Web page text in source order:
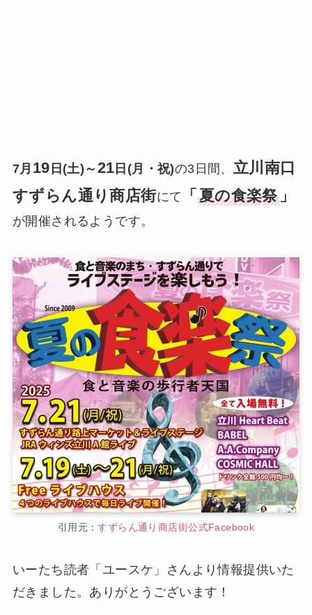
7月 19 日(土)～ 21 日(月・祝)の3日間、 立川南口
すずらん通り商店街にて 「 夏の食楽祭」
が開催されるようです。
引用元：すずらん通り商店街公式Facebook
いーたち読者「ユースケ」さんより情報提供いた
だきました。ありがとうございます！